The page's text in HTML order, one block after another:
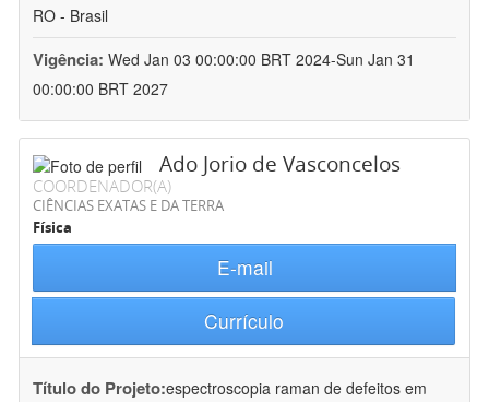
RO - Brasil
Vigência: Wed Jan 03 00:00:00 BRT 2024-Sun Jan 31
00:00:00 BRT 2027
Ado Jorio de Vasconcelos
COORDENADOR(A)
CIÊNCIAS EXATAS E DA TERRA
Física
E-mail
Currículo
Título do Projeto:espectroscopia raman de defeitos em